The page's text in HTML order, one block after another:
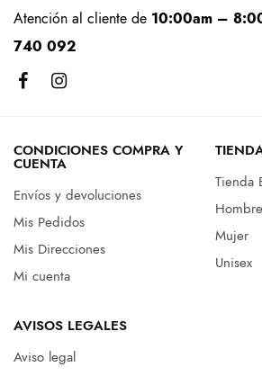
Atención al cliente de 10:00am –
740 092
CONDICIONES COMPRA Y
CUENTA
Envíos y devoluciones
Mis Pedidos
Mis Direcciones
Mi cuenta
Tienda
Hombre
Mujer
Unisex
AVISOS LEGALES
Aviso legal